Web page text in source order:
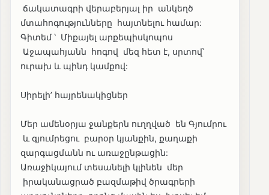
ճակատագրի վերաբերյալ իր անկեղծ
մտահոգությունները հայտնելու համար:
Գիտեմ ՝ Միքայել արքեպիսկոպոս
Աջապահյանն հոգով մեզ հետ է, սրտով՝
ուրախ և պինդ կամքով:
Սիրելի’ հայրենակիցներ
Մեր ամենօրյա ջանքերն ուղղված են Գյումրու
և գյումրեցու բարօր կյանքին, քաղաքի
զարգացմանն ու առաջընթացին:
Առաջիկայում տեսանելի կլինեն մեր
իրականացրած բազմաթիվ ծրագրերի